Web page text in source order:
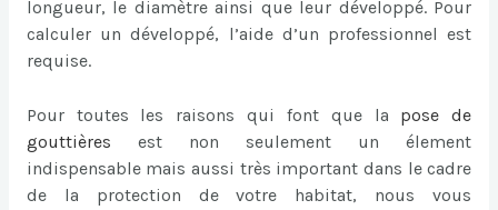
longueur, le diamètre ainsi que leur développé. Pour
calculer un développé, l’aide d’un professionnel est
requise.
Pour toutes les raisons qui font que la pose de
gouttières
est non seulement un élement
indispensable mais aussi très important dans le cadre
de la protection de votre habitat, nous vous